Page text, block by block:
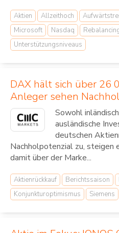
Aktien Allzeithoch
Microsoft
Nasdaq
Unterstützungsniveaus
DAX hält sich über 26
Anleger sehen
Sowohl
ausländische
deutschen
Nachholpotenzial zu, steigen
damit über der Marke...
Aktienrückkauf Berichtssaison
Konjunkturoptimismus
Siemens